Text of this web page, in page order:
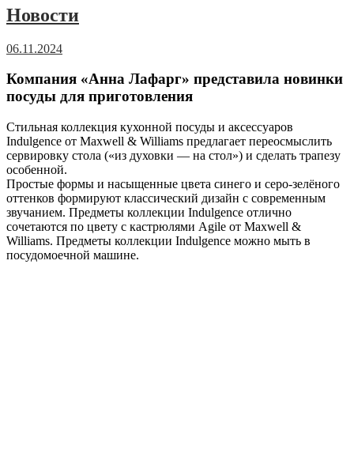
Новости
06.11.2024
Компания «Анна Лафарг» представила новинки
посуды для приготовления
Стильная коллекция кухонной посуды и аксессуаров
Indulgence от Maxwell & Williams предлагает переосмыслить
сервировку стола («из духовки — на стол») и сделать трапезу
особенной.
Простые формы и насыщенные цвета синего и серо-зелёного
оттенков формируют классический дизайн с современным
звучанием. Предметы коллекции Indulgence отлично
сочетаются по цвету с кастрюлями Agile от Maxwell &
Williams. Предметы коллекции Indulgence можно мыть в
посудомоечной машине.